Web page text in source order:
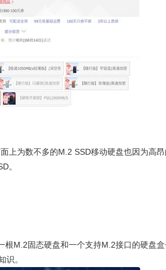
上为数不多的M.2 SSD移动硬盘也因为高
。
根M.2固态硬盘和一个支持M.2接口的硬盘
识。